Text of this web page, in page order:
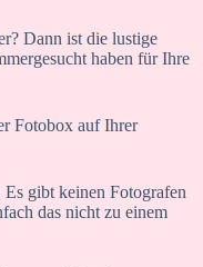
Dann ist die lustige
haben für Ihre
Fotobox auf Ihrer
gibt keinen Fotografen
das nicht zu einem